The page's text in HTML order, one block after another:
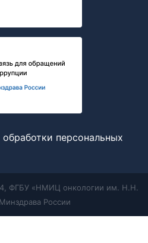
персональных
ФГБУ «НМИЦ онкологии им. Н.Н.
России